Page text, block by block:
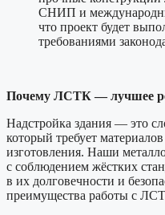
СНИП и
что проект будет
требованиями
Почему ЛСТК — лучшее
Надстройка здания — это
который требует
изготовления. Наши
с соблюдением жёстких
в их долговечности и
преимущества работы с